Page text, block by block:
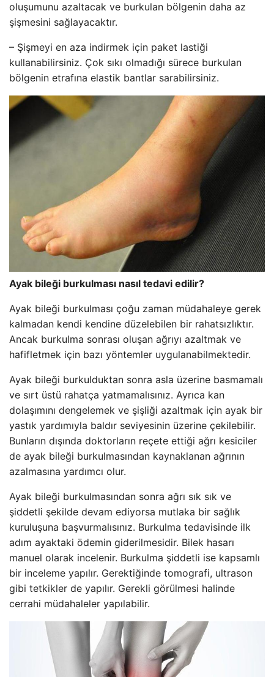
oluşumunu azaltacak ve burkulan bölgenin daha az
şişmesini sağlayacaktır.
– Şişmeyi en aza indirmek için paket lastiği
kullanabilirsiniz. Çok sıkı olmadığı sürece burkulan
bölgenin etrafına elastik bantlar sarabilirsiniz.
Ayak bileği burkulması nasıl tedavi edilir?
Ayak bileği burkulması çoğu zaman müdahaleye gerek
kalmadan kendi kendine düzelebilen bir rahatsızlıktır.
Ancak burkulma sonrası oluşan ağrıyı azaltmak ve
hafifletmek için bazı yöntemler uygulanabilmektedir.
Ayak bileği burkulduktan sonra asla üzerine basmamalı
ve sırt üstü rahatça yatmamalısınız. Ayrıca kan
dolaşımını dengelemek ve şişliği azaltmak için ayak bir
yastık yardımıyla baldır seviyesinin üzerine çekilebilir.
Bunların dışında doktorların reçete ettiği ağrı kesiciler
de ayak bileği burkulmasından kaynaklanan ağrının
azalmasına yardımcı olur.
Ayak bileği burkulmasından sonra ağrı sık sık ve
şiddetli şekilde devam ediyorsa mutlaka bir sağlık
kuruluşuna başvurmalısınız. Burkulma tedavisinde ilk
adım ayaktaki ödemin giderilmesidir. Bilek hasarı
manuel olarak incelenir. Burkulma şiddetli ise kapsamlı
bir inceleme yapılır. Gerektiğinde tomografi, ultrason
gibi tetkikler de yapılır. Gerekli görülmesi halinde
cerrahi müdahaleler yapılabilir.